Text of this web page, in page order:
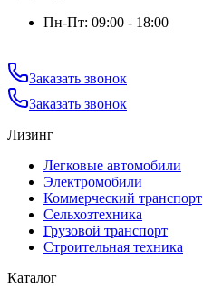
Пн-Пт: 09:00 - 18:00
Заказать звонок
Заказать звонок
Лизинг
Легковые автомобили
Электромобили
Коммерческий транспорт
Сельхозтехника
Грузовой транспорт
Строительная техника
Каталог